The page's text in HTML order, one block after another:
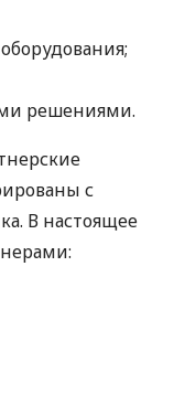
решениями.
с
В настоящее